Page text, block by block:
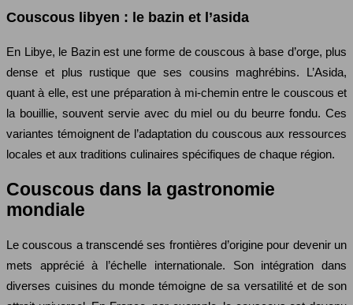
Couscous libyen : le bazin et l’asida
En Libye, le Bazin est une forme de couscous à base d’orge, plus
dense et plus rustique que ses cousins maghrébins. L’Asida,
quant à elle, est une préparation à mi-chemin entre le couscous et
la bouillie, souvent servie avec du miel ou du beurre fondu. Ces
variantes témoignent de l’adaptation du couscous aux ressources
locales et aux traditions culinaires spécifiques de chaque région.
Couscous dans la gastronomie
mondiale
Le couscous a transcendé ses frontières d’origine pour devenir un
mets apprécié à l’échelle internationale. Son intégration dans
diverses cuisines du monde témoigne de sa versatilité et de son